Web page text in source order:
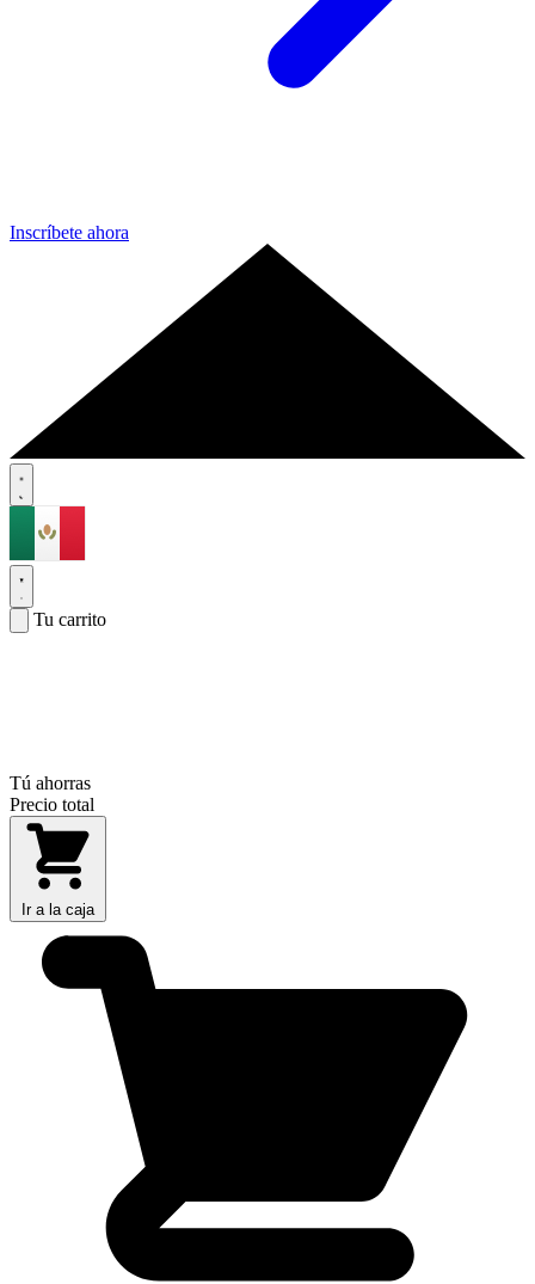
Inscríbete ahora
Tu carrito
Tú ahorras
Precio total
Ir a la caja